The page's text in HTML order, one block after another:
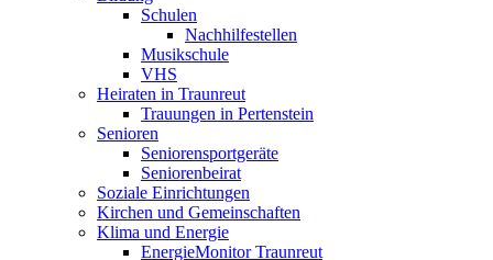
Schulen
Nachhilfestellen
Musikschule
VHS
Heiraten in Traunreut
Trauungen in Pertenstein
Senioren
Seniorensportgeräte
Seniorenbeirat
Soziale Einrichtungen
Kirchen und Gemeinschaften
Klima und Energie
EnergieMonitor Traunreut